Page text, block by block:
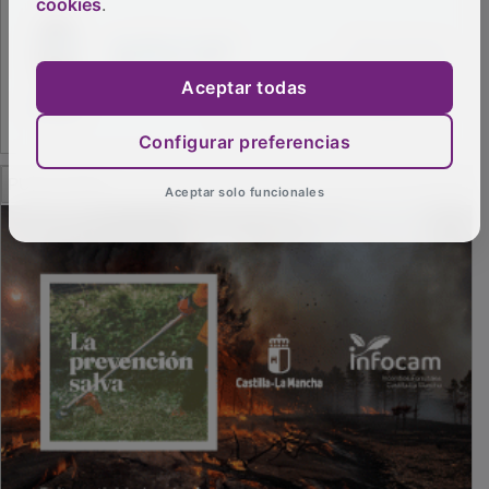
PUBLICIDAD
cookies.
Aceptar todas
Configurar preferencias
Aceptar solo funcionales